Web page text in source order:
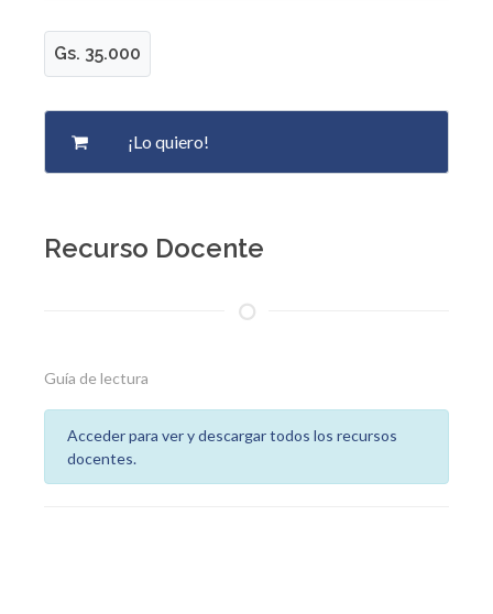
Gs. 35.000
Recurso Docente
Guía de lectura
Acceder para ver y descargar todos los recursos
docentes.